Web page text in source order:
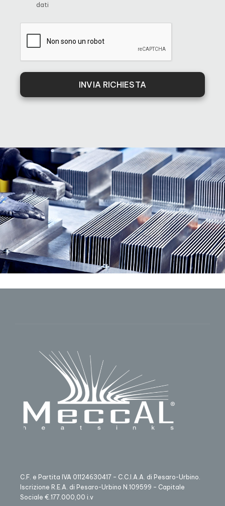
dati
INVIA RICHIESTA
C.F. e Partita IVA 01124630417 – C.C.I.A.A. di Pesaro-Urbino.
Iscrizione R.E.A. di Pesaro-Urbino N.109599 – Capitale
Sociale €.177.000,00 i.v